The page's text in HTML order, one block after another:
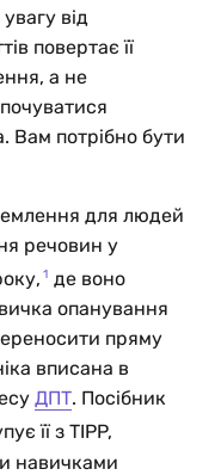
від
повертає її
а не
Вам потрібно бути
для людей
речовин у
1 де воно
опанування
пряму
вписана в
ДПТ. Посібник
її з TIPP,
навичками